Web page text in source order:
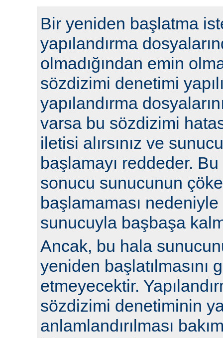
Bir yeniden başlatma
yapılandırma
olmadığından emin
sözdizimi denetimi
yapılandırma
varsa bu sözdizimi
iletisi alırsınız ve
başlamayı reddeder.
sonucu sunucunun
başlamaması
sunucuyla başbaşa
Ancak, bu hala
yeniden başlatılmasını
etmeyecektir.
sözdizimi denetiminin
anlamlandırılması